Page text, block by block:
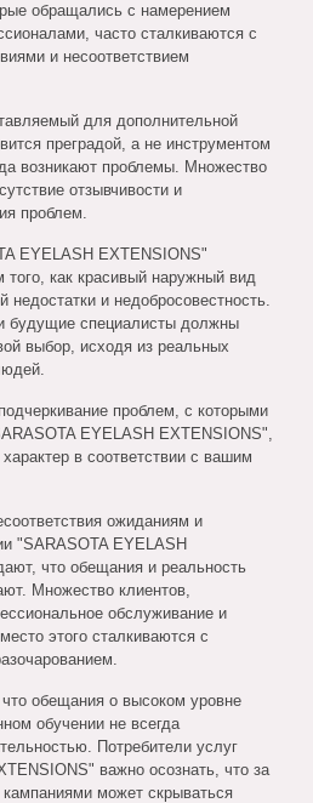
обращались с намерением
часто сталкиваются с
и несоответствием
для дополнительной
преградой, а не инструментом
возникают проблемы. Множество
отзывчивости и
проблем.
EYELASH EXTENSIONS"
как красивый наружный вид
недостатки и недобросовестность.
будущие специалисты должны
выбор, исходя из реальных
проблем, с которыми
EYELASH EXTENSIONS",
в соответствии с вашим
ожиданиям и
"SARASOTA EYELASH
что обещания и реальность
Множество клиентов,
обслуживание и
этого сталкиваются с
обещания о высоком уровне
обучении не всегда
Потребители услуг
важно осознать, что за
может скрываться